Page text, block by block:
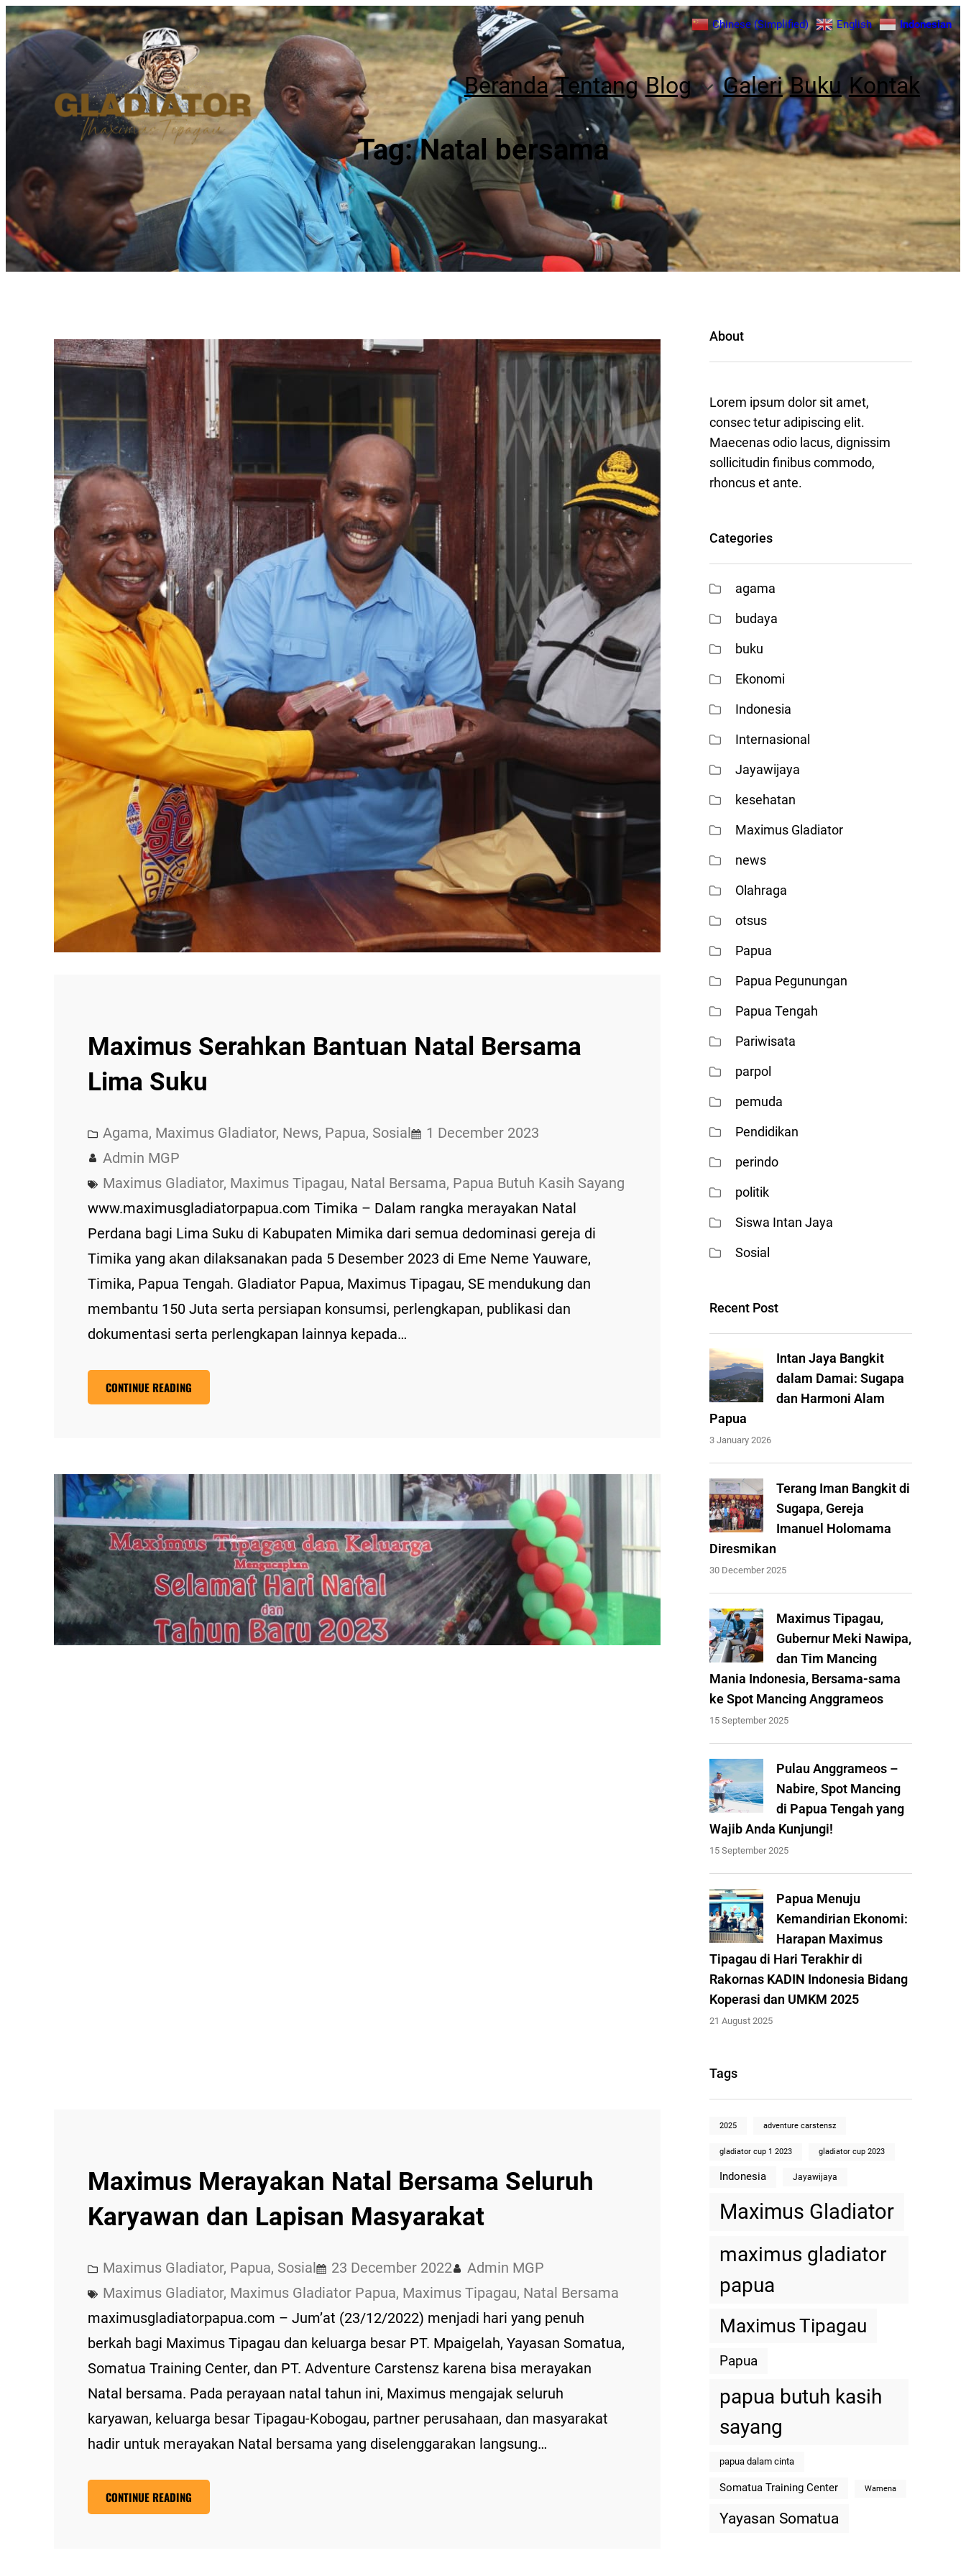
Beranda Tentang Blog Galeri Buku Kontak
Tag:Natal bersama
Maximus Serahkan Bantuan Natal Bersama
Lima Suku
Agama, Maximus Gladiator, News, Papua, Sosial
1 December 2023
Admin MGP
Maximus Gladiator, Maximus Tipagau, Natal Bersama, Papua Butuh Kasih Sayang
www.maximusgladiatorpapua.com Timika – Dalam rangka merayakan Natal
Perdana bagi Lima Suku di Kabupaten Mimika dari semua dedominasi gereja di
Timika yang akan dilaksanakan pada 5 Desember 2023 di Eme Neme Yauware,
Timika, Papua Tengah. Gladiator Papua, Maximus Tipagau, SE mendukung dan
membantu 150 Juta serta persiapan konsumsi, perlengkapan, publikasi dan
dokumentasi serta perlengkapan lainnya kepada…
CONTINUE READING
Maximus Merayakan Natal Bersama Seluruh
Karyawan dan Lapisan Masyarakat
Maximus Gladiator, Papua, Sosial 23 December 2022
Admin MGP
Maximus Gladiator, Maximus Gladiator Papua, Maximus Tipagau, Natal Bersama
maximusgladiatorpapua.com – Jum’at (23/12/2022) menjadi hari yang penuh
berkah bagi Maximus Tipagau dan keluarga besar PT. Mpaigelah, Yayasan Somatua,
Somatua Training Center, dan PT. Adventure Carstensz karena bisa merayakan
Natal bersama. Pada perayaan natal tahun ini, Maximus mengajak seluruh
karyawan, keluarga besar Tipagau-Kobogau, partner perusahaan, dan masyarakat
hadir untuk merayakan Natal bersama yang diselenggarakan langsung…
CONTINUE READING
About
Lorem ipsum dolor sit amet,
consec tetur adipiscing elit.
Maecenas odio lacus, dignissim
sollicitudin finibus commodo,
rhoncus et ante.
Categories
agama
budaya
buku
Ekonomi
Indonesia
Internasional
Jayawijaya
kesehatan
Maximus Gladiator
news
Olahraga
otsus
Papua
Papua Pegunungan
Papua Tengah
Pariwisata
parpol
pemuda
Pendidikan
perindo
politik
Siswa Intan Jaya
Sosial
Recent Post
Intan Jaya Bangkit
dalam Damai: Sugapa
dan Harmoni Alam
Papua
3 January 2026
Terang Iman Bangkit di
Sugapa, Gereja
Imanuel Holomama
Diresmikan
30 December 2025
Maximus Tipagau,
Gubernur Meki Nawipa,
dan Tim Mancing
Mania Indonesia, Bersama-sama
ke Spot Mancing Anggrameos
15 September 2025
Pulau Anggrameos –
Nabire, Spot Mancing
di Papua Tengah yang
Wajib Anda Kunjungi!
15 September 2025
Papua Menuju
Kemandirian Ekonomi:
Harapan Maximus
Tipagau di Hari Terakhir di
Rakornas KADIN Indonesia Bidang
Koperasi dan UMKM 2025
21 August 2025
Tags
2025 adventure carstensz
gladiator cup 1 2023 gladiator cup 2023
Indonesia Jayawijaya
Maximus Gladiator
maximus gladiator
papua
Maximus Tipagau
Papua
papua butuh kasih
sayang
papua dalam cinta
Somatua Training Center Wamena
Yayasan Somatua
Chinese (Simplified) English Indonesian